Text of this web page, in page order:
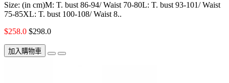
Size: (in cm)M: T. bust 86-94/ Waist 70-80L: T. bust 93-101/ Waist
75-85XL: T. bust 100-108/ Waist 8..
$258.0 $298.0
加入購物車